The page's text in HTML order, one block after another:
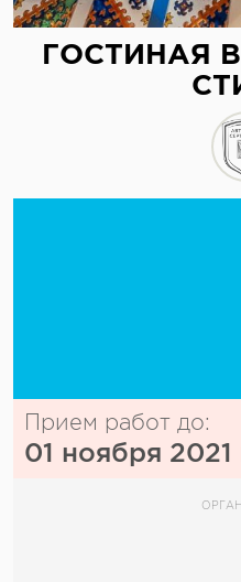
ГОСТИНАЯ
Прием работ до:
01 ноября 2021